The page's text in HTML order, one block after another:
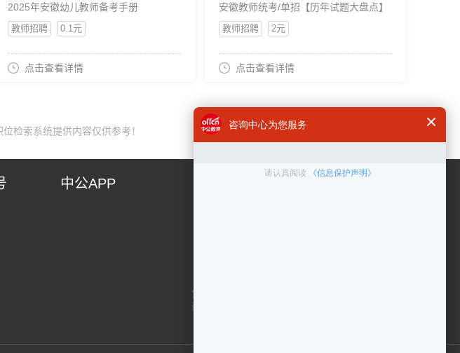
2025年安徽幼儿教师备考手册
教师招聘 0.1元
点击查看详情
安徽教师统考/单招【历年试题大盘点】
教师招聘 2元
点击查看详情
检索系统提供内容仅供参考！
中公APP
售后服务：010-83433000
商务合作：010-83432878